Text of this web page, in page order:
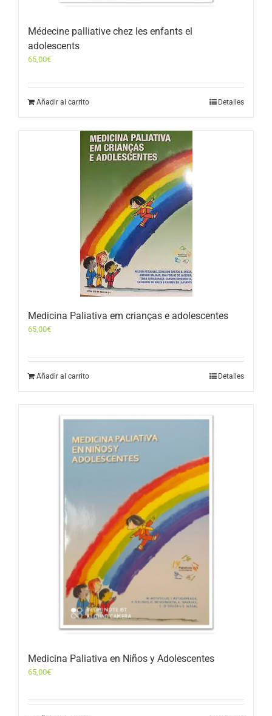
Médecine palliative chez les enfants el
adolescents
65,00€
Añadir al carrito Detalles
Medicina Paliativa em crianças e adolescentes
65,00€
Añadir al carrito Detalles
Medicina Paliativa en Niños y Adolescentes
65,00€